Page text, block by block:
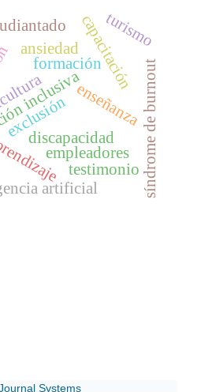
formación
inclusivaenseñanza
exclusión
discapacidad
capacitación
artificial
ansiedad
síndrome de burnout
turismo
empleadores
testimonio
Systems